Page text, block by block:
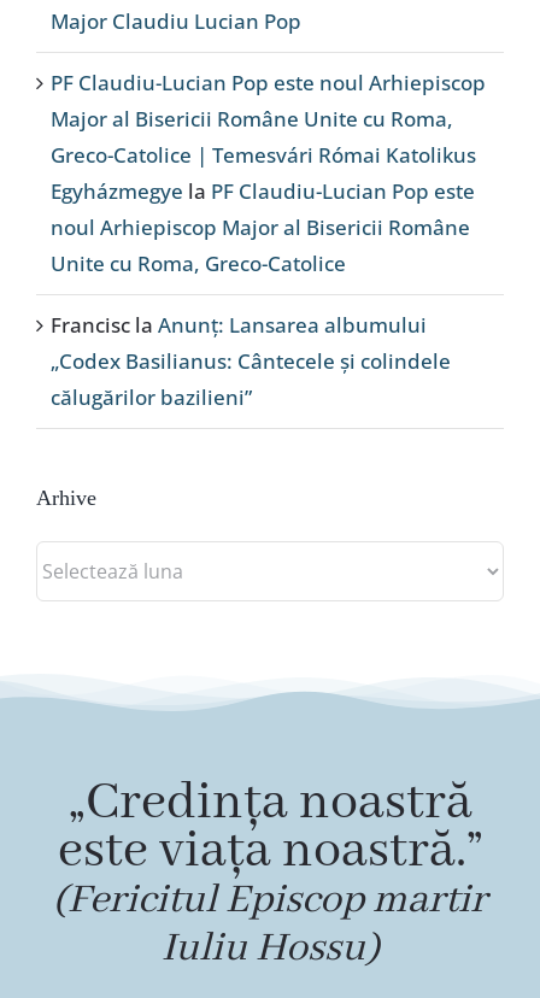
Major Claudiu Lucian Pop
PF Claudiu-Lucian Pop este noul Arhiepiscop
Major al Bisericii Române Unite cu Roma,
Greco-Catolice | Temesvári Római Katolikus
Egyházmegye la PF Claudiu-Lucian Pop este
noul Arhiepiscop Major al Bisericii Române
Unite cu Roma, Greco-Catolice
Francisc la Anunț: Lansarea albumului
„Codex Basilianus: Cântecele și colindele
călugărilor bazilieni”
Arhive
Arhive
„Credința noastră
este viața noastră.”
(Fericitul Episcop martir
Iuliu Hossu)